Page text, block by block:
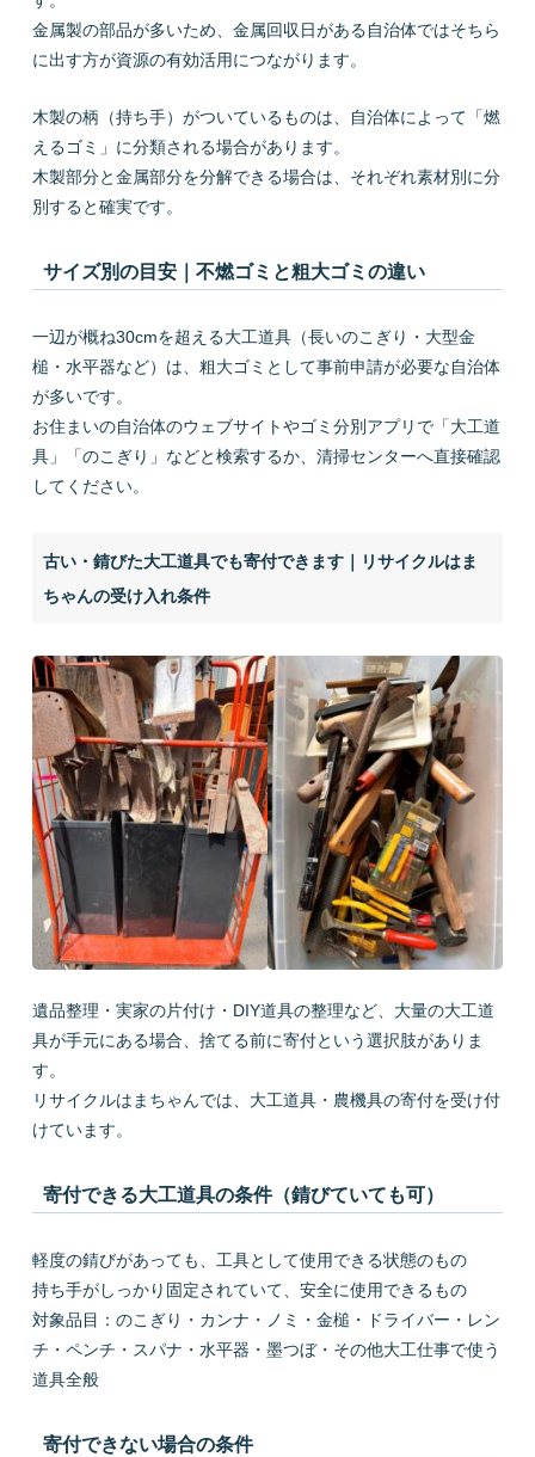
金属製の部品が多いため、金属回収日がある自治体ではそちら
に出す方が資源の有効活用につながります。
木製の柄（持ち手）がついているものは、自治体によって「燃
えるゴミ」に分類される場合があります。
木製部分と金属部分を分解できる場合は、それぞれ素材別に分
別すると確実です。
サイズ別の目安｜不燃ゴミと粗大ゴミの違い
一辺が概ね30cmを超える大工道具（長いのこぎり・大型金
槌・水平器など）は、粗大ゴミとして事前申請が必要な自治体
が多いです。
お住まいの自治体のウェブサイトやゴミ分別アプリで「大工道
具」「のこぎり」などと検索するか、清掃センターへ直接確認
してください。
古い・錆びた大工道具でも寄付できます｜リサイクルはま
ちゃんの受け入れ条件
遺品整理・実家の片付け・DIY道具の整理など、大量の大工道
具が手元にある場合、捨てる前に寄付という選択肢がありま
す。
リサイクルはまちゃんでは、大工道具・農機具の寄付を受け付
けています。
寄付できる大工道具の条件（錆びていても可）
軽度の錆びがあっても、工具として使用できる状態のもの
持ち手がしっかり固定されていて、安全に使用できるもの
対象品目：のこぎり・カンナ・ノミ・金槌・ドライバー・レン
チ・ペンチ・スパナ・水平器・墨つぼ・その他大工仕事で使う
道具全般
寄付できない場合の条件